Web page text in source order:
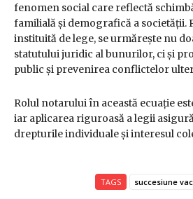
fenomen social care reflectă
familială și demografică a societății.
instituită de lege, se urmărește nu
statutului juridic al bunurilor, ci și
public și prevenirea conflictelor
Rolul notarului în această ecuație
iar aplicarea riguroasă a legii
drepturile individuale și interesul
TAGS succesiune